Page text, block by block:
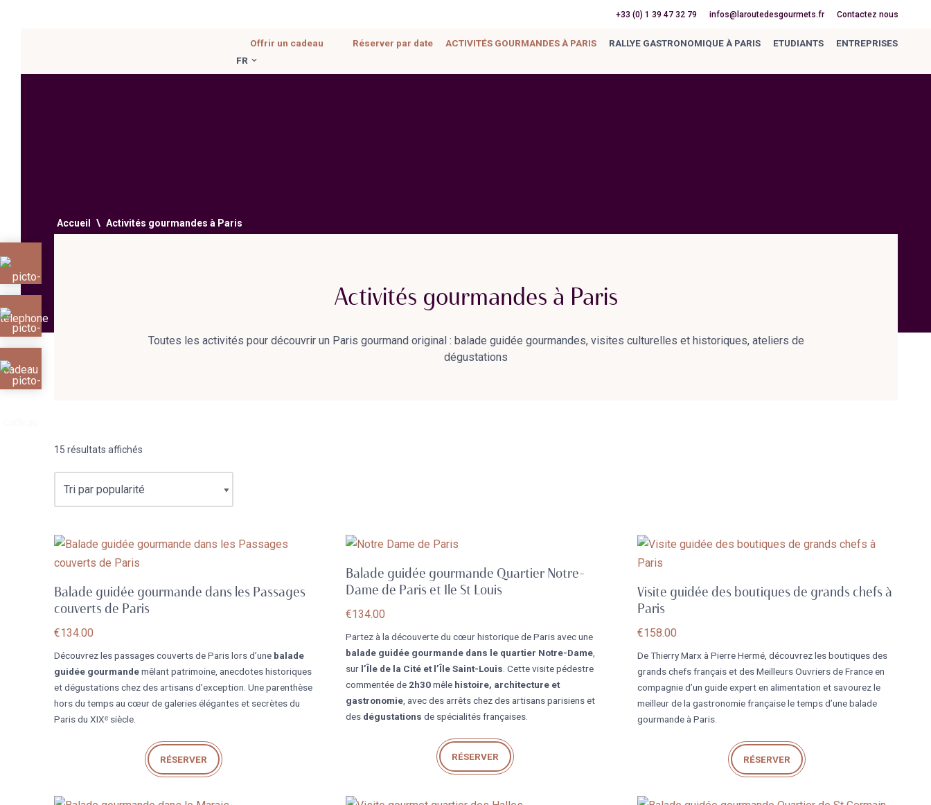
contenu
+33 (0) 1 39 47 32 79 infos@laroutedesgourmets.fr Contactez nous
Offrir un cadeau Réserver par date ACTIVITÉS GOURMANDES À PARIS RALLYE GASTRONOMIQUE À PARIS ETUDIANTS
ENTREPRISES
FR
Accueil \ Activités gourmandes à Paris
Activités gourmandes à Paris
Toutes les activités pour découvrir un Paris gourmand original : balade guidée gourmandes, visites culturelles et historiques, ateliers de
dégustations
15 résultats affichés
Balade guidée gourmande dans les Passages
couverts de Paris
€134.00
Découvrez les passages couverts de Paris lors d’une balade
guidée gourmandemêlant patrimoine, anecdotes historiques
et dégustations chez des artisans d’exception. Une parenthèse
hors du temps au cœur de galeries élégantes et secrètes du
Paris du XIXᵉ siècle.
RÉSERVER
Balade guidée gourmande Quartier Notre-
Dame de Paris et Ile St Louis
€134.00
Partez à la découverte du cœur historique de Paris avec une
balade guidée gourmande dans le quartier Notre-Dame,
sur l’Île de la Cité et l’Île Saint-Louis . Cette visite pédestre
commentée de 2h30mêle histoire, architecture et
gastronomie, avec des arrêts chez des artisans parisiens et
des dégustations de spécialités françaises.
RÉSERVER
Visite guidée des boutiques de grands chefs à
Paris
€158.00
De Thierry Marx à Pierre Hermé, découvrez les boutiques des
grands chefs français et des Meilleurs Ouvriers de France en
compagnie d’un guide expert en alimentation et savourez le
meilleur de la gastronomie française le temps d’une balade
gourmande à Paris.
RÉSERVER